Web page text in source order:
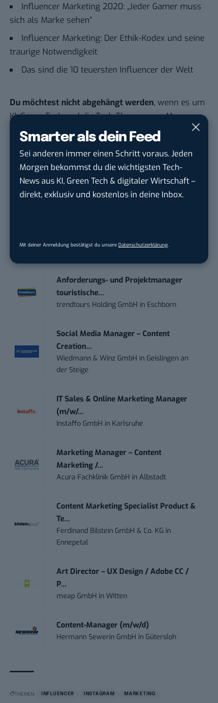
Smarter als dein Feed
Sei anderen immer einen Schritt voraus. Jeden
Morgen bekommst du die wichtigsten Tech-
News aus KI, Green Tech & digitaler Wirtschaft –
direkt, exklusiv und kostenlos in deine Inbox.
Mit deiner Anmeldung bestätigst du unsere Datenschutzerklärung
Influencer Marketing 2020: „Jeder Gamer muss
sich als Marke sehen“
Influencer Marketing: Der Ethik-Kodex und seine
traurige Notwendigkeit
Das sind die 10 teuersten Influencer der Welt
Du möchtest nicht abgehängt werden, wenn es um
KI, Green Tech und die Tech-Themen von Morgen
geht? Über 12.000 smarte Leser bekommen jeden
Tag UPDATE, unser Tech-Briefing mit den
wichtigsten News des Tages – und sichern sich
damit ihren Vorsprung.Hier kannst du dich
kostenlos anmelden.
moveUP Media GmbH Düsseldorf
Anforderungs- und Projektmanager
touristische...
trendtours Holding GmbH in Eschborn
Social Media Manager – Content
Creation...
Wiedmann & Winz GmbH in Geislingen an
der Steige
IT Sales & Online Marketing Manager
(m/w/...
Instaffo GmbH in Karlsruhe
Marketing Manager – Content
Marketing /...
Acura Fachklinik GmbH inAlbstadt
Content Marketing Specialist Product &
Te...
Ferdinand Bilstein GmbH & Co. KG in
Ennepetal
Art Director – UX Design / Adobe CC /
P...
meap GmbH inWitten
Content-Manager (m/w/d)
Hermann Sewerin GmbH in Gütersloh
THEMEN: INFLUENCER INSTAGRAM MARKETING